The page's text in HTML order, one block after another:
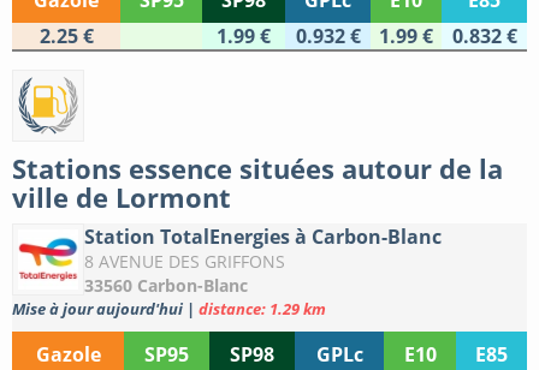
2.25 €
1.99 € 0.932 € 1.99 € 0.832 €
Stations essence situées autour de la
ville de Lormont
Station TotalEnergies à Carbon-Blanc
8 AVENUE DES GRIFFONS
33560 Carbon-Blanc
Mise à jour aujourd'hui | distance: 1.29 km
Gazole SP95 SP98 GPLc E10
E85